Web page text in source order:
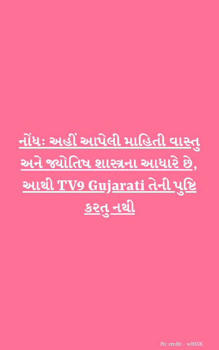
નોંધ: અહીં આપેલી માહિતી વાસ્તુ
અને જ્યોતિષ શાસ્ત્રના આધારે છે,
આથી TV9 Gujarati તેની પુષ્ટિ
કરતુ નથી
Pic credit - wHISK